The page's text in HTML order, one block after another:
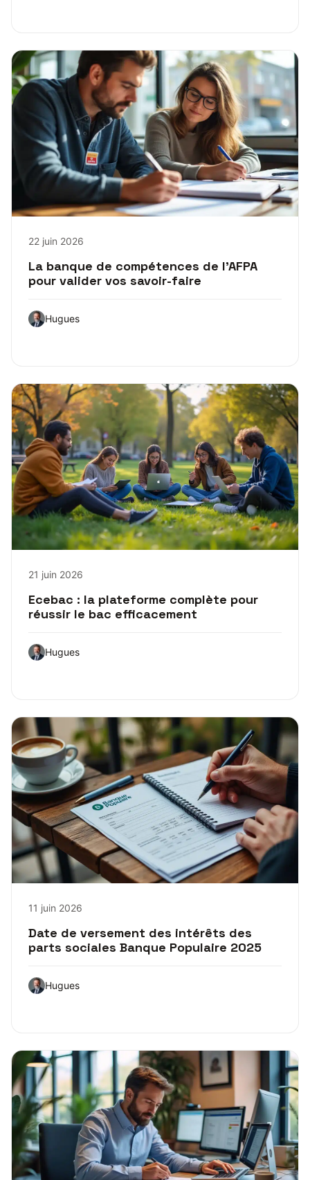
22 juin 2026
La banque de compétences de l’AFPA
pour valider vos savoir-faire
Hugues
21 juin 2026
Ecebac : la plateforme complète pour
réussir le bac efficacement
Hugues
11 juin 2026
Date de versement des intérêts des
parts sociales Banque Populaire 2025
Hugues